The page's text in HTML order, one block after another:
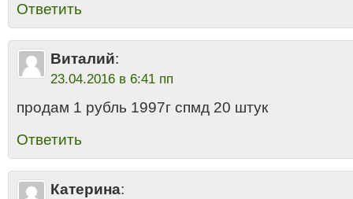
Ответить
Виталий:
23.04.2016 в 6:41 пп
продам 1 рубль 1997г спмд 20 штук
Ответить
Катерина: